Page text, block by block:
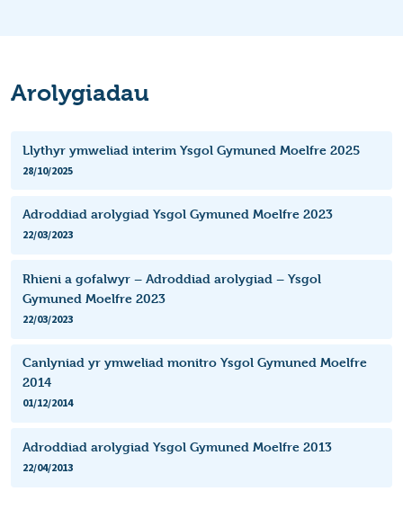
Arolygiadau
Llythyr ymweliad interim Ysgol Gymuned Moelfre 2025
28/10/2025
Adroddiad arolygiad Ysgol Gymuned Moelfre 2023
22/03/2023
Rhieni a gofalwyr – Adroddiad arolygiad – Ysgol
Gymuned Moelfre 2023
22/03/2023
Canlyniad yr ymweliad monitro Ysgol Gymuned Moelfre
2014
01/12/2014
Adroddiad arolygiad Ysgol Gymuned Moelfre 2013
22/04/2013